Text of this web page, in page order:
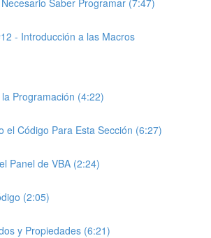
- Introducción a las Macros
Programación (4:22)
el Código Para Esta Sección (6:27)
Panel de VBA (2:24)
(2:05)
y Propiedades (6:21)